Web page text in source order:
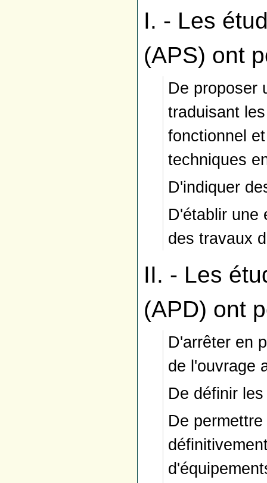
I. - Les
(APS) ont
De proposer
traduisant
fonctionnel
techniques
D'indiquer
D'établir une
des travaux
II. - Les
(APD) ont
D'arrêter en
de l'ouvrage
De définir
De